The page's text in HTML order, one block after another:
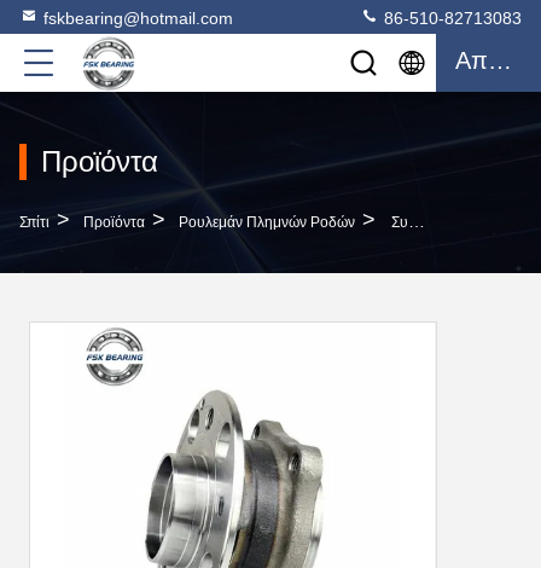
fskbearing@hotmail.com 86-510-82713083
Απόσπασμα
Προϊόντα
Σπίτι > Προϊόντα > Ρουλεμάν Πλημνών Ροδών > Συσκευές Αυτοκινήτων A2223340100 Κέντρο Ελαστικών Των Μπροστινών Τροχών Για Διάφορα Μοντέλα Οχημάτων